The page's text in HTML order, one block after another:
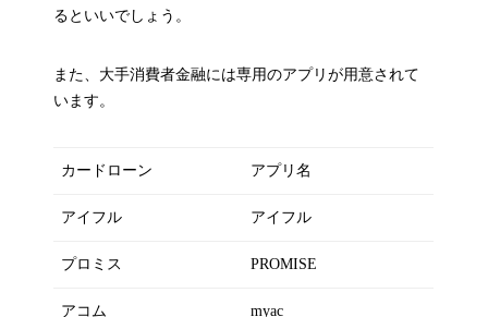
るといいでしょう。
また、大手消費者金融には専用のアプリが用意されて
います。
カードローン アプリ名
アイフル アイフル
プロミス PROMISE
アコム myac